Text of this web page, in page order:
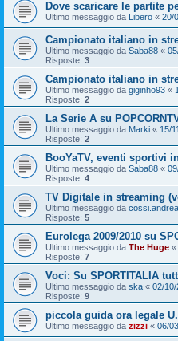
Dove scaricare le partite
Ultimo messaggio da Libero « 20/
Campionato italiano in
Ultimo messaggio da Saba88 «
Risposte: 3
Campionato italiano in
Ultimo messaggio da giginho93 «
Risposte: 2
La Serie A su
Ultimo messaggio da Marki « 15/
Risposte: 2
BooYaTV, eventi sportivi
Ultimo messaggio da Saba88 «
Risposte: 4
TV Digitale in streaming
Ultimo messaggio da
Risposte: 5
Eurolega 2009/2010 su
Ultimo messaggio da The Huge «
Risposte: 7
Voci: Su SPORTITALIA
Ultimo messaggio da ska « 02/
Risposte: 9
piccola guida ora legale
Ultimo messaggio da zizzi « 06/